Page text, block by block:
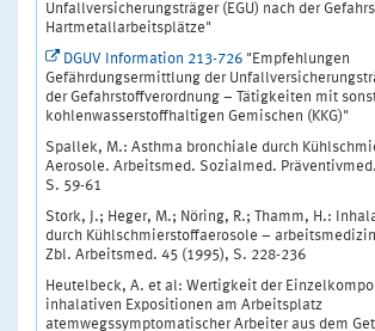
Unfallversicherungsträger (EGU) nach der
Hartmetallarbeitsplätze"
DGUV Information 213-726 "Empfehlungen
Gefährdungsermittlung der
der Gefahrstoffverordnung – Tätigkeiten mit
kohlenwasserstoffhaltigen Gemischen (KKG)"
Spallek, M.: Asthma bronchiale durch
Aerosole. Arbeitsmed. Sozialmed.
S. 59-61
Stork, J.; Heger, M.; Nöring, R.; Thamm, H.:
durch Kühlschmierstoffaerosole –
Zbl. Arbeitsmed. 45 (1995), S. 228-236
Heutelbeck, A. et al: Wertigkeit der
inhalativen Expositionen am Arbeitsplatz
atemwegssymptomatischer Arbeiter aus dem